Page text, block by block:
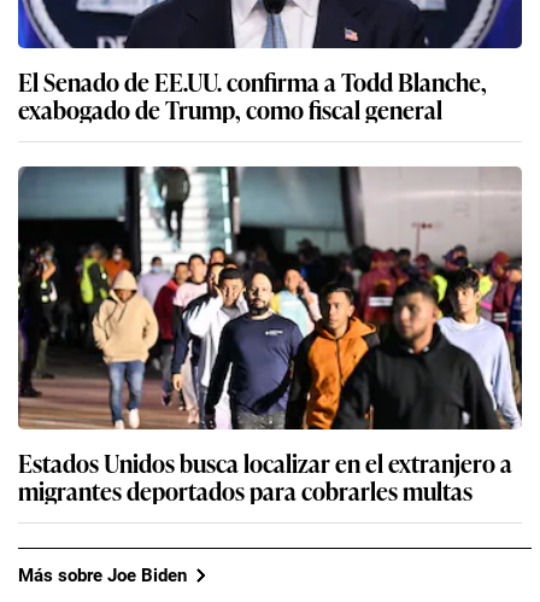
El Senado de EE.UU. confirma a Todd Blanche,
exabogado de Trump, como fiscal general
Estados Unidos busca localizar en el extranjero a
migrantes deportados para cobrarles multas
Más sobre Joe Biden